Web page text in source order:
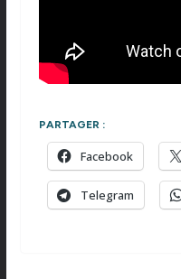
PARTAGER :
Facebook
Telegram